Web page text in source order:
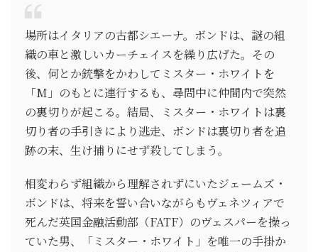
場所はイタリアの古都シエーナ。ボンドは、謎の組
織の車と激しいカーチェイスを繰り広げた。その
後、何とか銃撃をかわしてミスター・ホワイトを
「M」のもとに連行するも、尋問中に仲間内で突然
の裏切りが起こる。結局、ミスター・ホワイトは裏
切り者の手引きにより逃走、ボンドは裏切り者を追
跡の末、生け捕りにせず殺してしまう。
相変わらず組織から理解されずにいたジェームズ・
ボンドは、将来を誓い合いながらもヴェネツィアで
死んだ英国金融活動部（FATF）のヴェスパーを操っ
ていた男、「ミスター・ホワイト」を唯一の手掛か